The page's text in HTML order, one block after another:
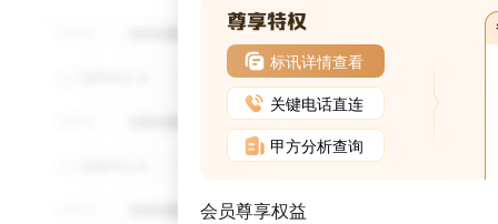
标讯详情查看
关键电话直连
甲方分析查询
会员尊享权益